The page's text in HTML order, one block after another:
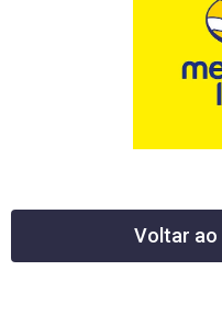
Voltar ao